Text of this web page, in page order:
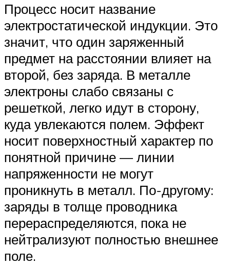
Процесс носит название
электростатической индукции. Это
значит, что один заряженный
предмет на расстоянии влияет на
второй, без заряда. В металле
электроны слабо связаны с
решеткой, легко идут в сторону,
куда увлекаются полем. Эффект
носит поверхностный характер по
понятной причине — линии
напряженности не могут
проникнуть в металл. По-другому:
заряды в толще проводника
перераспределяются, пока не
нейтрализуют полностью внешнее
поле.